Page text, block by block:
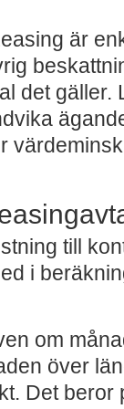
är
det gäller.
till
i
om
över
Det beror